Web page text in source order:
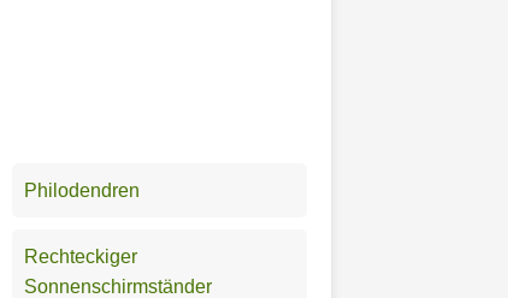
Philodendren
Rechteckiger
Sonnenschirmständer